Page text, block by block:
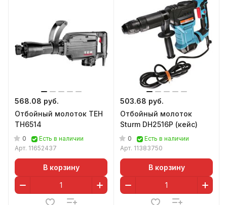
568.08 руб.
Отбойный молоток TEH
TH6514
0
Есть в наличии
Арт. 11652437
В корзину
503.68 руб.
Отбойный молоток
Sturm DH2516P (кейс)
0
Есть в наличии
Арт. 11383750
В корзину